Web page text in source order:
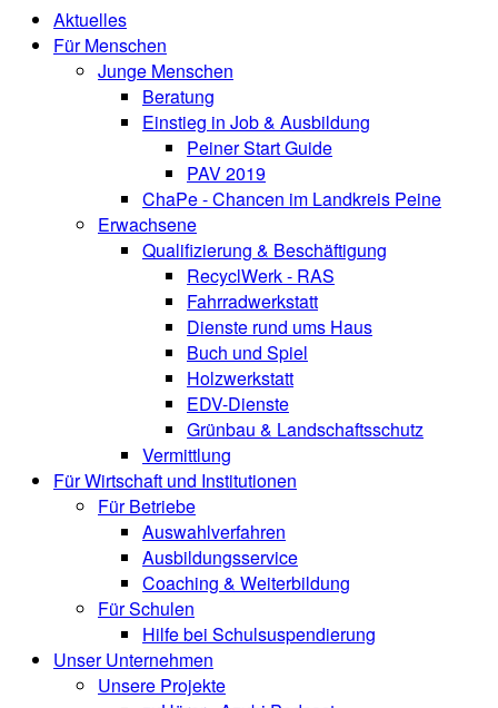
Aktuelles
Für Menschen
Junge Menschen
Beratung
Einstieg in Job & Ausbildung
Peiner Start Guide
PAV 2019
ChaPe - Chancen im Landkreis Peine
Erwachsene
Qualifizierung & Beschäftigung
RecyclWerk - RAS
Fahrradwerkstatt
Dienste rund ums Haus
Buch und Spiel
Holzwerkstatt
EDV-Dienste
Grünbau & Landschaftsschutz
Vermittlung
Für Wirtschaft und Institutionen
Für Betriebe
Auswahlverfahren
Ausbildungsservice
Coaching & Weiterbildung
Für Schulen
Hilfe bei Schulsuspendierung
Unser Unternehmen
Unsere Projekte